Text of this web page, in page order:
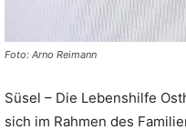
Foto: Arno Reimann
Süsel – Die Lebenshilfe
sich im Rahmen des